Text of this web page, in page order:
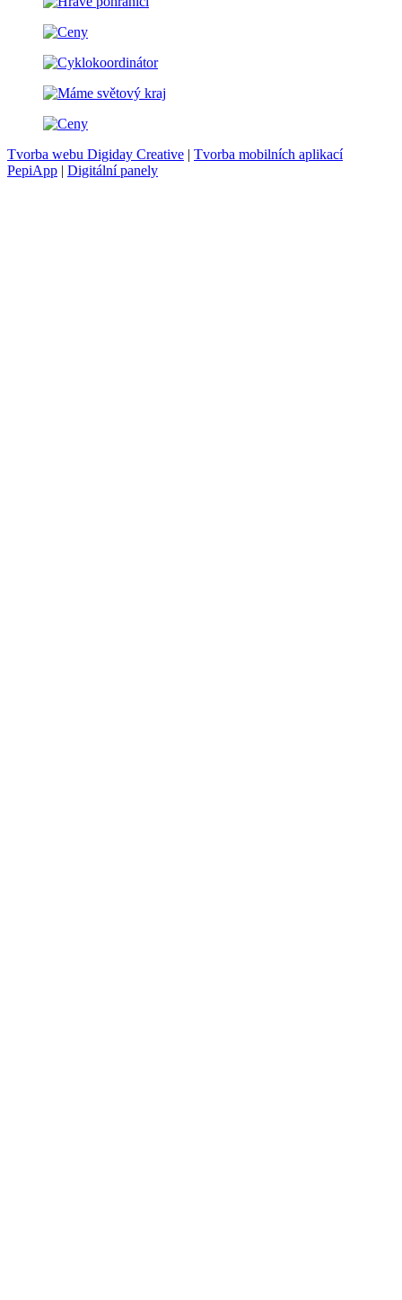
Tvorba webu Digiday Creative | Tvorba mobilních aplikací
PepiApp | Digitální panely